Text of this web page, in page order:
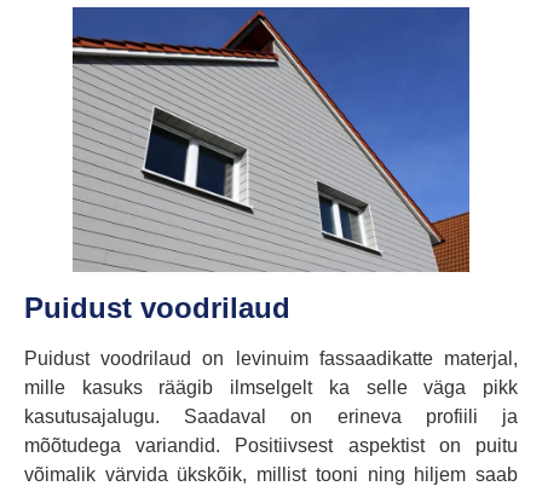
Puidust voodrilaud
Puidust voodrilaud on levinuim fassaadikatte materjal,
mille kasuks räägib ilmselgelt ka selle väga pikk
kasutusajalugu. Saadaval on erineva profiili ja
mõõtudega variandid. Positiivsest aspektist on puitu
võimalik värvida ükskõik, millist tooni ning hiljem saab